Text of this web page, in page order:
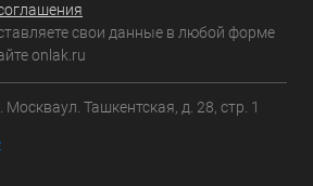
свои данные в любой форме
onlak.ru
Ташкентская, д. 28, стр. 1